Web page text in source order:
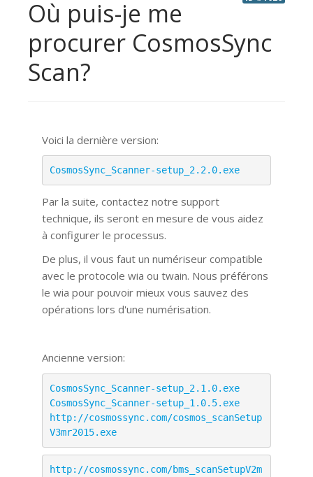
Où puis-je me
procurer CosmosSync
Scan?
Voici la dernière version:
CosmosSync_Scanner-setup_2.2.0.exe
Par la suite, contactez notre support
technique, ils seront en mesure de vous aidez
à configurer le processus.
De plus, il vous faut un numériseur compatible
avec le protocole wia ou twain. Nous préférons
le wia pour pouvoir mieux vous sauvez des
opérations lors d'une numérisation.
Ancienne version:
CosmosSync_Scanner-setup_2.1.0.exe
CosmosSync_Scanner-setup_1.0.5.exe
http://cosmossync.com/cosmos_scanSetup
V3mr2015.exe
http://cosmossync.com/bms_scanSetupV2m